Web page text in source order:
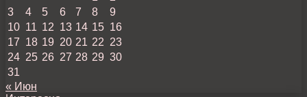
3
4 5 6 7 8
9
10 11 12 13 14 15 16
17 18 19 20 21 22 23
24 25 26 27 28 29 30
31
« Июн